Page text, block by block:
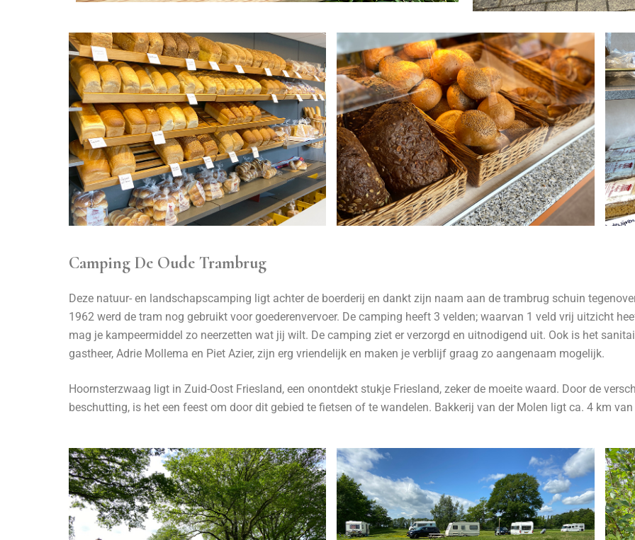
Camping De Oude Trambrug
Deze natuur- en landschapscamping ligt achter de boerderij en dankt zijn naam aan de trambrug schuin
1962 werd de tram nog gebruikt voor goederenvervoer. De camping heeft 3 velden; waarvan 1 veld vrij uitzicht
mag je kampeermiddel zo neerzetten wat jij wilt. De camping ziet er verzorgd en uitnodigend uit. Ook is het
gastheer, Adrie Mollema en Piet Azier, zijn erg vriendelijk en maken je verblijf graag zo aangenaam mogelijk.
Hoornsterzwaag ligt in Zuid-Oost Friesland, een onontdekt stukje Friesland, zeker de moeite waard. Door de
beschutting, is het een feest om door dit gebied te fietsen of te wandelen. Bakkerij van der Molen ligt ca. 4 km